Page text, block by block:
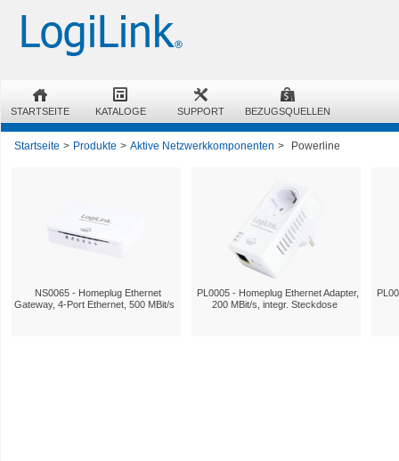
STARTSEITE KATALOGE SUPPORT BEZUGSQUELLEN
Startseite > Produkte > Aktive Netzwerkkomponenten > Powerline
NS0065 - Homeplug Ethernet
Gateway, 4-Port Ethernet, 500 MBit/s
PL0005 - Homeplug Ethernet Adapter,
200 MBit/s, integr. Steckdose